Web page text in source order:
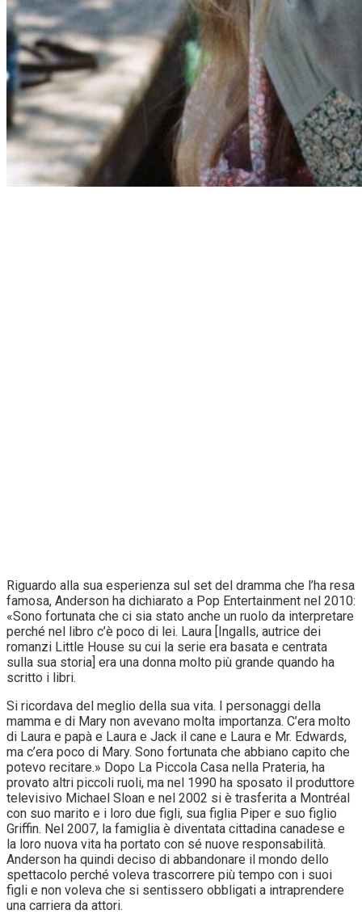
Riguardo alla sua esperienza sul set del dramma che l’ha resa
famosa, Anderson ha dichiarato a Pop Entertainment nel 2010:
«Sono fortunata che ci sia stato anche un ruolo da interpretare
perché nel libro c’è poco di lei. Laura [Ingalls, autrice dei
romanzi Little House su cui la serie era basata e centrata
sulla sua storia] era una donna molto più grande quando ha
scritto i libri.
Si ricordava del meglio della sua vita. I personaggi della
mamma e di Mary non avevano molta importanza. C’era molto
di Laura e papà e Laura e Jack il cane e Laura e Mr. Edwards,
ma c’era poco di Mary. Sono fortunata che abbiano capito che
potevo recitare.» Dopo La Piccola Casa nella Prateria, ha
provato altri piccoli ruoli, ma nel 1990 ha sposato il produttore
televisivo Michael Sloan e nel 2002 si è trasferita a Montréal
con suo marito e i loro due figli, sua figlia Piper e suo figlio
Griffin. Nel 2007, la famiglia è diventata cittadina canadese e
la loro nuova vita ha portato con sé nuove responsabilità.
Anderson ha quindi deciso di abbandonare il mondo dello
spettacolo perché voleva trascorrere più tempo con i suoi
figli e non voleva che si sentissero obbligati a intraprendere
una carriera da attori.